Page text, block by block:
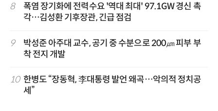
8
폭염 장기화에 전력수요 '역대 최대' 97.1GW 경신 촉
각…김성환 기후장관, 긴급 점검
9
박성준 아주대 교수, 공기 중 수분으로 200㎛ 피부 부
착 전지 개발
10 한병도 “장동혁, 李대통령 발언 왜곡…악의적 정치공
세”